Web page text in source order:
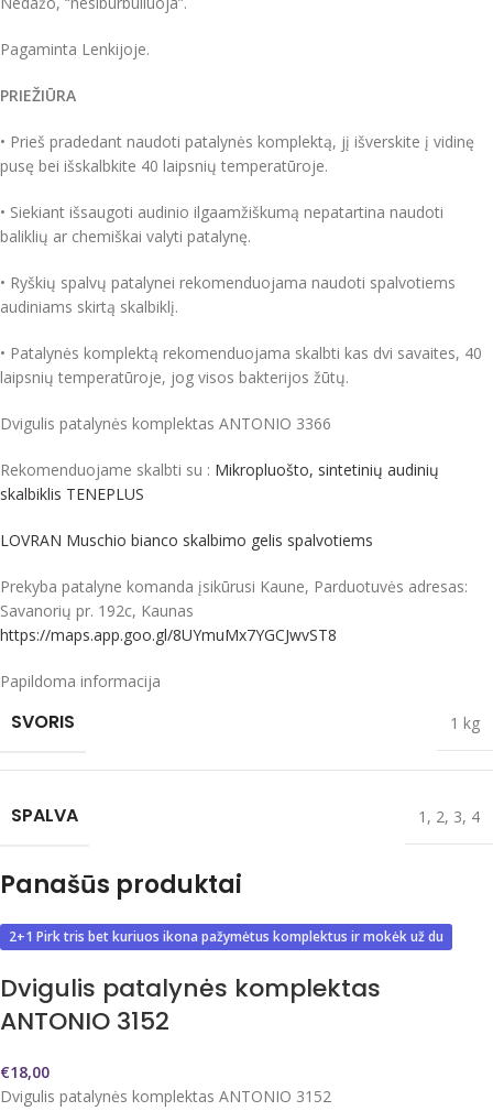
Pagaminta Lenkijoje.
PRIEŽIŪRA
• Prieš pradedant naudoti patalynės komplektą, jį išverskite į vidinę
pusę bei išskalbkite 40 laipsnių temperatūroje.
• Siekiant išsaugoti audinio ilgaamžiškumą nepatartina naudoti
baliklių ar chemiškai valyti patalynę.
• Ryškių spalvų patalynei rekomenduojama naudoti spalvotiems
audiniams skirtą skalbiklį.
• Patalynės komplektą rekomenduojama skalbti kas dvi savaites, 40
laipsnių temperatūroje, jog visos bakterijos žūtų.
Dvigulis patalynės komplektas ANTONIO 3366
Rekomenduojame skalbti su : Mikropluošto, sintetinių audinių
skalbiklis TENEPLUS
LOVRAN Muschio bianco skalbimo gelis spalvotiems
Prekyba patalyne komanda įsikūrusi Kaune, Parduotuvės adresas:
Savanorių pr. 192c, Kaunas
https://maps.app.goo.gl/8UYmuMx7YGCJwvST8
Papildoma informacija
SVORIS 1 kg
SPALVA 1 , 2, 3, 4
Panašūs produktai
2+1 Pirk tris bet kuriuos ikona pažymėtus komplektus ir mokėk už du
Dvigulis patalynės komplektas
ANTONIO 3152
€18,00
Dvigulis patalynės komplektas ANTONIO 3152